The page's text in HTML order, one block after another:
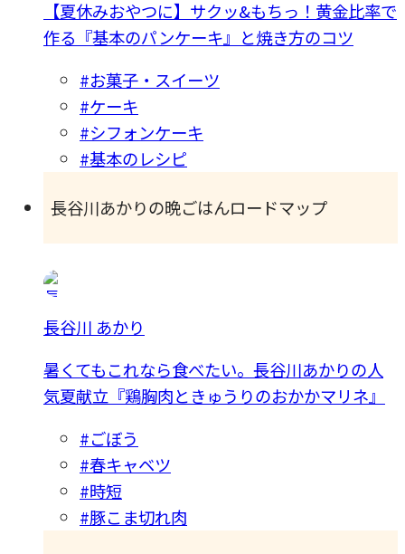
【夏休みおやつに】サクッ&もちっ！黄金比率で
作る『基本のパンケーキ』と焼き方のコツ
#お菓子・スイーツ
#ケーキ
#シフォンケーキ
#基本のレシピ
長谷川あかりの晩ごはんロードマップ
長谷川 あかり
暑くてもこれなら食べたい。長谷川あかりの人
気夏献立『鶏胸肉ときゅうりのおかかマリネ』
#ごぼう
#春キャベツ
#時短
#豚こま切れ肉